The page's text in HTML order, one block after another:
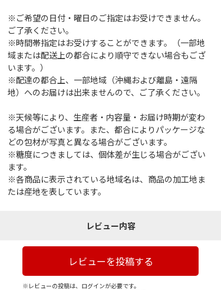
※ご希望の日付・曜日のご指定はお受けできません。
ご了承ください。
※時間帯指定はお受けすることができます。（一部地
域または配送上の都合により順守できない場合もござ
います。）
※配達の都合上、一部地域（沖縄および離島・遠隔
地）へのお届けは出来ませんので、ご了承ください。
※天候等により、生産者・内容量・お届け時期が変わ
る場合がございます。また、都合によりパッケージな
どの包材が写真と異なる場合がございます。
※糖度につきましては、個体差が生じる場合がござい
ます。
※各商品に表示されている地域名は、商品の加工地ま
たは産地を表しています。
レビュー内容
レビューを投稿する
※レビューの投稿は、ログインが必要です。